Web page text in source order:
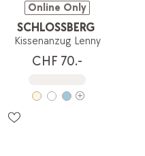
Online Only
SCHLOSSBERG
Kissenanzug Lenny
CHF 70.-